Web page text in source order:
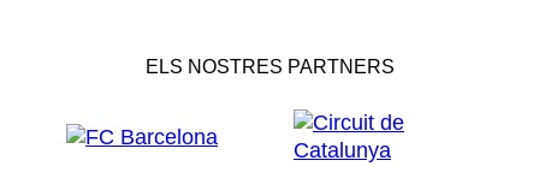
ELS NOSTRES PARTNERS